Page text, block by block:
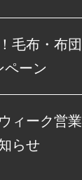
毛布・布団
ペーン
ィーク営業
らせ